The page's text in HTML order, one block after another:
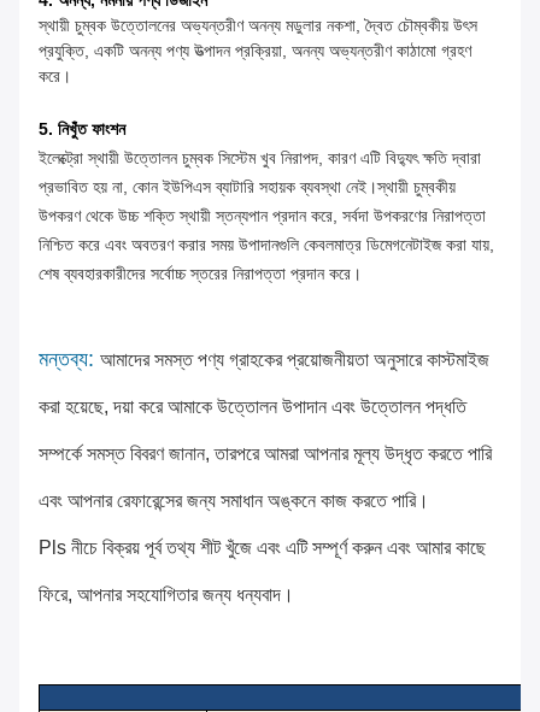
স্থায়ী চুম্বক উত্তোলনের অভ্যন্তরীণ অনন্য মডুলার নকশা, দ্বৈত চৌম্বকীয় উৎস
প্রযুক্তি, একটি অনন্য পণ্য উত্পাদন প্রক্রিয়া, অনন্য অভ্যন্তরীণ কাঠামো গ্রহণ
করে।
5. নিখুঁত ফাংশন
ইলেক্ট্রো স্থায়ী উত্তোলন চুম্বক সিস্টেম খুব নিরাপদ, কারণ এটি বিদ্যুৎ ক্ষতি দ্বারা
প্রভাবিত হয় না, কোন ইউপিএস ব্যাটারি সহায়ক ব্যবস্থা নেই।স্থায়ী চুম্বকীয়
উপকরণ থেকে উচ্চ শক্তি স্থায়ী স্তন্যপান প্রদান করে, সর্বদা উপকরণের নিরাপত্তা
নিশ্চিত করে এবং অবতরণ করার সময় উপাদানগুলি কেবলমাত্র ডিমেগনেটাইজ করা যায়,
শেষ ব্যবহারকারীদের সর্বোচ্চ স্তরের নিরাপত্তা প্রদান করে।
মন্তব্য: আমাদের সমস্ত পণ্য গ্রাহকের প্রয়োজনীয়তা অনুসারে কাস্টমাইজ
করা হয়েছে, দয়া করে আমাকে উত্তোলন উপাদান এবং উত্তোলন পদ্ধতি
সম্পর্কে সমস্ত বিবরণ জানান, তারপরে আমরা আপনার মূল্য উদ্ধৃত করতে পারি
এবং আপনার রেফারেন্সের জন্য সমাধান অঙ্কনে কাজ করতে পারি।
Pls নীচে বিক্রয় পূর্ব তথ্য শীট খুঁজে এবং এটি সম্পূর্ণ করুন এবং আমার কাছে
ফিরে, আপনার সহযোগিতার জন্য ধন্যবাদ।